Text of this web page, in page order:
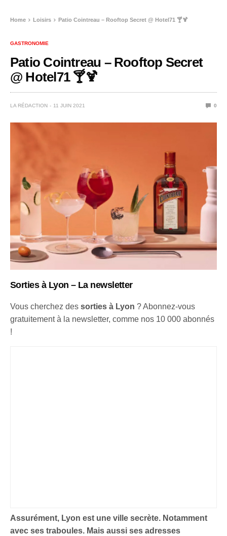
Home Loisirs Patio Cointreau – Rooftop Secret @ Hotel71 🍸🍹
GASTRONOMIE
Patio Cointreau – Rooftop Secret
@ Hotel71 🍸🍹
LA RÉDACTION 11 JUIN 2021 0
Sorties à Lyon – La newsletter
Vous cherchez dessorties à Lyon ? Abonnez-vous
gratuitement à la newsletter, comme nos 10 000 abonnés
!
Assurément, Lyon est une ville secrète. Notamment
avec ses traboules. Mais aussi ses adresses